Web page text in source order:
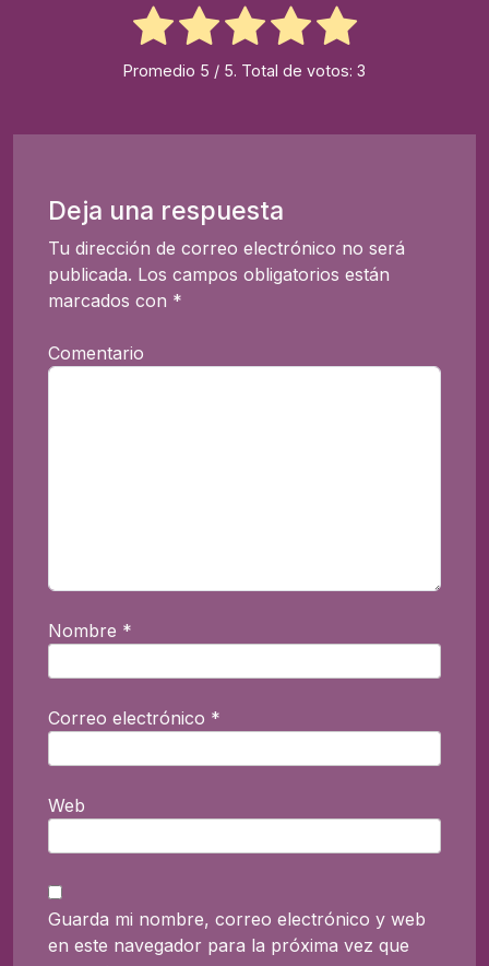
Promedio 5 / 5. Total de votos: 3
Deja una respuesta
Tu dirección de correo electrónico no será
publicada. Los campos obligatorios están
marcados con *
Comentario
Nombre *
Correo electrónico *
Web
Guarda mi nombre, correo electrónico y web
en este navegador para la próxima vez que